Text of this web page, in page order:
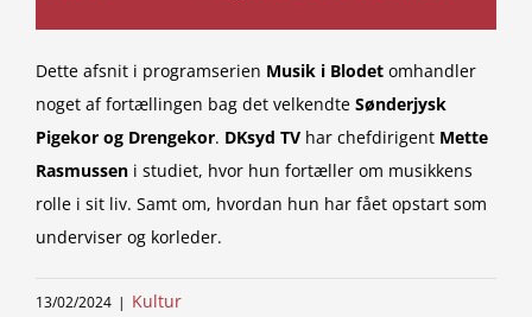
Dette afsnit i programserien Musik i Blodet omhandler
noget af fortællingen bag det velkendte Sønderjysk
Pigekor og Drengekor. DKsyd TV har chefdirigent Mette
Rasmussen i studiet, hvor hun fortæller om musikkens
rolle i sit liv. Samt om, hvordan hun har fået opstart som
underviser og korleder.
13/02/2024 | Kultur